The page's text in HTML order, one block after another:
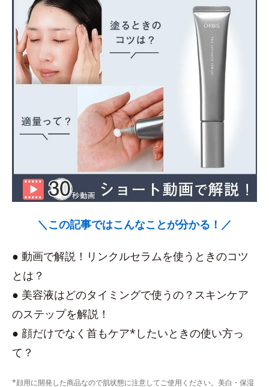
＼この記事ではこんなことが分かる！／
● 動画で解説！リンクルセラムを使うときのコツ
とは？
● 美容液はどのタイミングで使うの？スキンケア
のステップを解説！
● 顔だけでなく首もケア*したいときの使い方っ
て？
*顔用に開発した商品なので肌状態に注意してご使用ください。美白・保湿